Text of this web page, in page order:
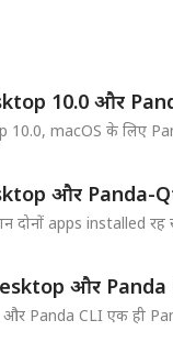
10.0 और
10.0, macOS के लिए
और Panda-
दोनों apps installed
और
और Panda CLI एक ही